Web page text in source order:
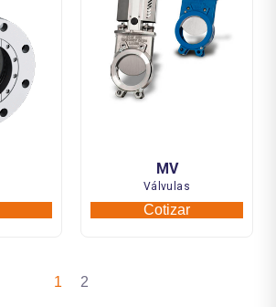
Válvulas
MV
Cotizar
1 2